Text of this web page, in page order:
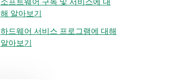
해 알아보기
하드웨어 서비스 프로그램에 대해
알아보기